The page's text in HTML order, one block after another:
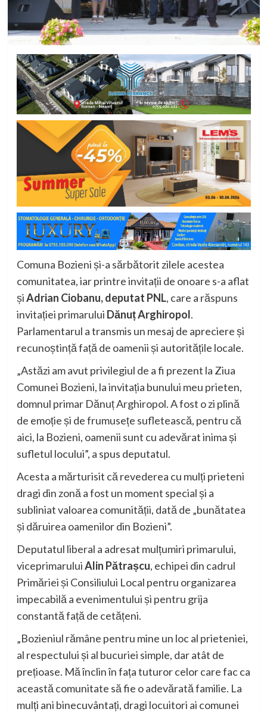
Comuna Bozieni și-a sărbătorit zilele acestea
comunitatea, iar printre invitații de onoare s-a aflat
șiAdrian Ciobanu, deputat PNL, care a răspuns
invitației primarului Dănuț Arghiropol.
Parlamentarul a transmis un mesaj de apreciere și
recunoștință față de oamenii și autoritățile locale.
„Astăzi am avut privilegiul de a fi prezent la Ziua
Comunei Bozieni, la invitația bunului meu prieten,
domnul primar Dănuț Arghiropol. A fost o zi plină
de emoție și de frumusețe sufletească, pentru că
aici, la Bozieni, oamenii sunt cu adevărat inima și
sufletul locului”, a spus deputatul.
Acesta a mărturisit că revederea cu mulți prieteni
dragi din zonă a fost un moment special și a
subliniat valoarea comunității, dată de „bunătatea
și dăruirea oamenilor din Bozieni”.
Deputatul liberal a adresat mulțumiri primarului,
viceprimaruluiAlin Pătrașcu, echipei din cadrul
Primăriei și Consiliului Local pentru organizarea
impecabilă a evenimentului și pentru grija
constantă față de cetățeni.
„Bozieniul rămâne pentru mine un loc al prieteniei,
al respectului și al bucuriei simple, dar atât de
prețioase. Mă înclin în fața tuturor celor care fac ca
această comunitate să fie o adevărată familie. La
mulți ani binecuvântați, dragi locuitori ai comunei